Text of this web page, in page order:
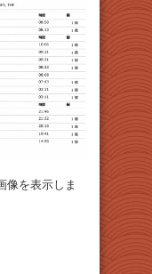
を表示しま